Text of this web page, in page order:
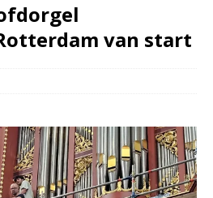
van start